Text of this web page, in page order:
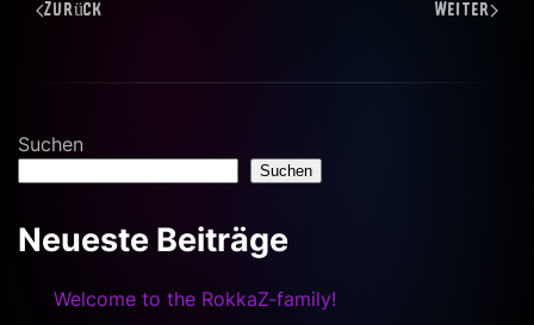
Zurück Weiter
Suchen
Suchen
Neueste Beiträge
Welcome to the RokkaZ-family!